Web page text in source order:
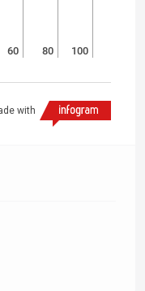
60 80 100
with